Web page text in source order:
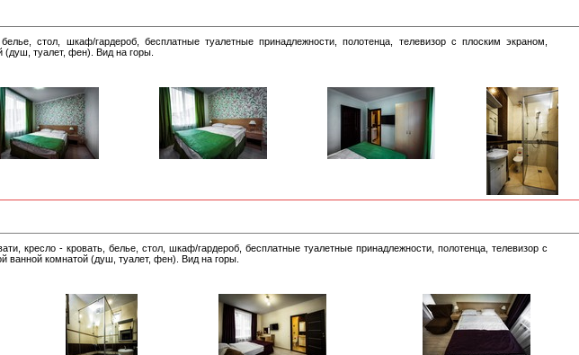
стол, шкаф/гардероб, бесплатные туалетные принадлежности, полотенца, телевизор с плоским экраном,
(душ, туалет, фен). Вид на горы.
кресло - кровать, белье, стол, шкаф/гардероб, бесплатные туалетные принадлежности, полотенца, телевизор с
ванной комнатой (душ, туалет, фен). Вид на горы.